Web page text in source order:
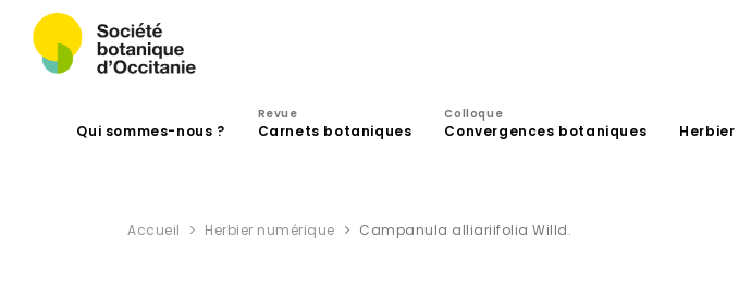
Qui sommes-nous ?
Revue
Carnets botaniques
Colloque
Convergences botaniques Herbier
Accueil Herbier numérique Campanula alliariifolia Willd.